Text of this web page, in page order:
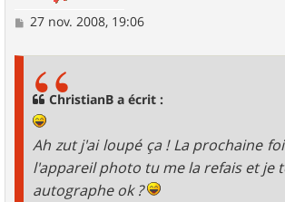
M
27 nov. 2008, 19:06
ChristianB a écrit :
Ah zut j'ai loupé ça ! La prochaine
l'appareil photo tu me la refais et je
autographe ok ?